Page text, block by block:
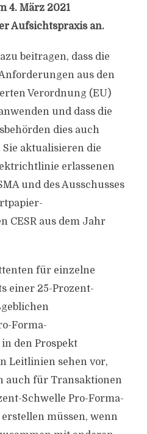
4. März 2021
Aufsichtspraxis an.
beitragen, dass die
aus den
Verordnung (EU)
und dass die
dies auch
aktualisieren die
erlassenen
und des Ausschusses
CESR aus dem Jahr
für einzelne
einer 25-Prozent-
Forma-
den Prospekt
Leitlinien sehen vor,
auch für Transaktionen
Schwelle Pro-Forma-
müssen, wenn